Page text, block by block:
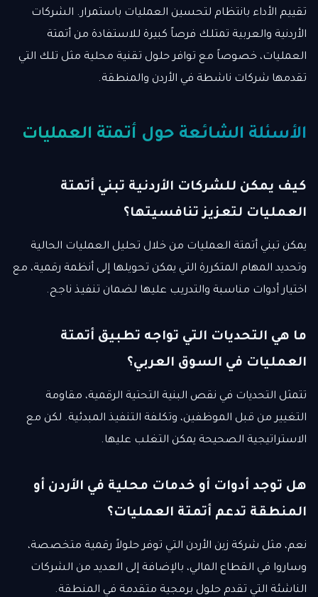
تقييم الأداء بانتظام لتحسين العمليات باستمرار. الشركات
الأردنية والعربية تمتلك فرصاً كبيرة للاستفادة من أتمتة
العمليات، خصوصاً مع توافر حلول تقنية محلية مثل تلك التي
تقدمها شركات ناشطة في الأردن والمنطقة.
الأسئلة الشائعة حول أتمتة العمليات
كيف يمكن للشركات الأردنية تبني أتمتة
العمليات لتعزيز تنافسيتها؟
يمكن تبني أتمتة العمليات من خلال تحليل العمليات الحالية
وتحديد المهام المتكررة التي يمكن تحويلها إلى أنظمة رقمية، مع
اختيار أدوات مناسبة والتدريب عليها لضمان تنفيذ ناجح.
ما هي التحديات التي تواجه تطبيق أتمتة
العمليات في السوق العربي؟
تتمثل التحديات في نقص البنية التحتية الرقمية، مقاومة
التغيير من قبل الموظفين، وتكلفة التنفيذ المبدئية. لكن مع
الاستراتيجية الصحيحة يمكن التغلب عليها.
هل توجد أدوات أو خدمات محلية في الأردن أو
المنطقة تدعم أتمتة العمليات؟
نعم، مثل شركة زين الأردن التي توفر حلولاً رقمية متخصصة،
وساروا في القطاع المالي، بالإضافة إلى العديد من الشركات
الناشئة التي تقدم حلول برمجية متقدمة في المنطقة.